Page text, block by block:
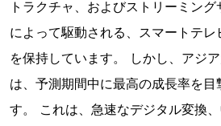
トラクチャ、およびストリーミン
によって駆動される、スマートテ
を保持しています。 しかし、アジ
は、予測期間中に最高の成長率を目
す。 これは、急速なデジタル変換